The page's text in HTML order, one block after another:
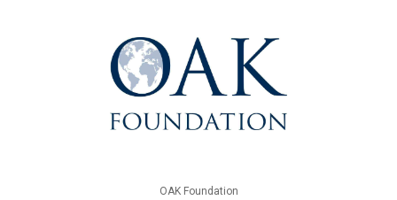
OAK Foundation